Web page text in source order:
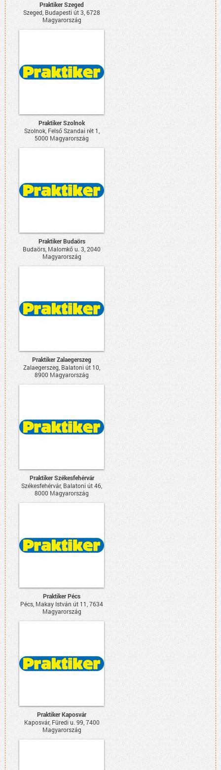
Praktiker Szeged
Szeged, Budapesti út 3, 6728
Magyarország
Praktiker Szolnok
Szolnok, Felső Szandai rét 1,
5000 Magyarország
Praktiker Budaörs
Budaörs, Malomkő u. 3, 2040
Magyarország
Praktiker Zalaegerszeg
Zalaegerszeg, Balatoni út 10,
8900 Magyarország
Praktiker Székesfehérvár
Székesfehérvár, Balatoni út 46,
8000 Magyarország
Praktiker Pécs
Pécs, Makay István út 11, 7634
Magyarország
Praktiker Kaposvár
Kaposvár, Füredi u. 99, 7400
Magyarország